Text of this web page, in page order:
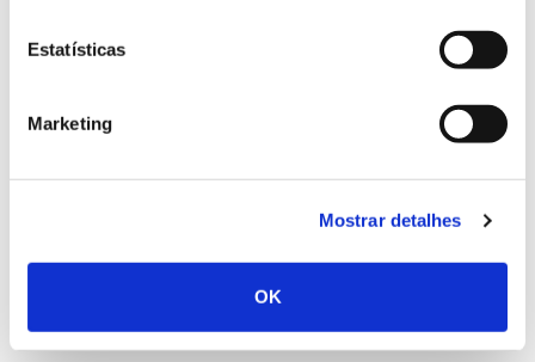
Estatísticas
Marketing
Mostrar detalhes
OK
Concluído em 2020
ANTERIOR PRÓXIMO